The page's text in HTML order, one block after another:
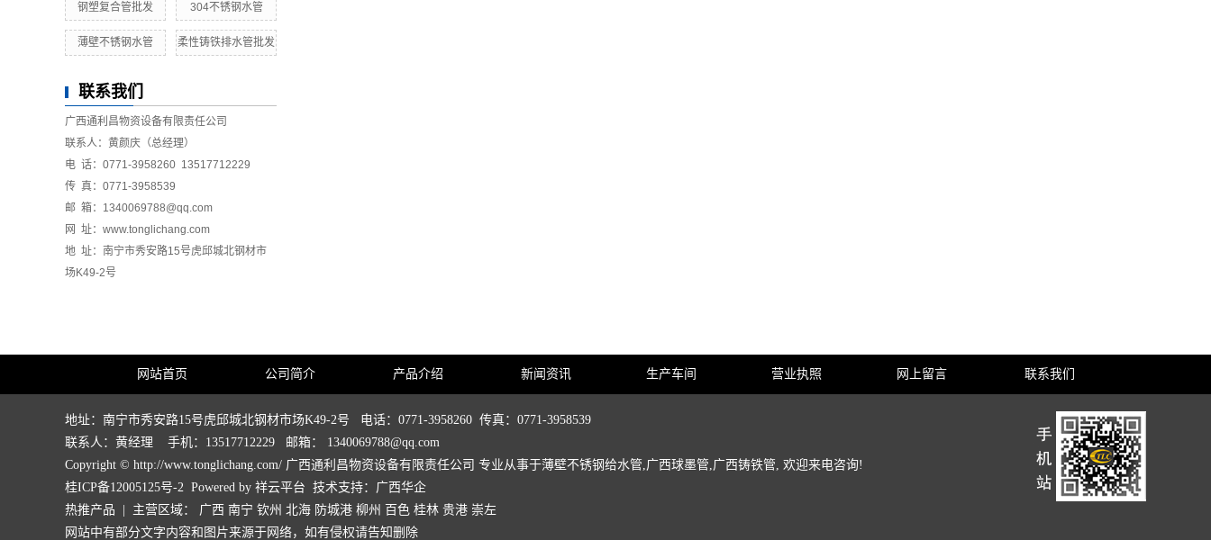
钢塑复合管批发 304不锈钢水管
薄壁不锈钢水管 柔性铸铁排水管批发
联系我们
广西通利昌物资设备有限责任公司
联系人：黄颜庆（总经理）
电 话：0771-3958260 13517712229
传 真：0771-3958539
邮 箱：1340069788@qq.com
网 址：www.tonglichang.com
地 址：南宁市秀安路15号虎邱城北钢材市
场K49-2号
网站首页 公司简介 产品介绍 新闻资讯 生产车间 营业执照 网上留言 联系我们
地址：南宁市秀安路15号虎邱城北钢材市场K49-2号 电话：0771-3958260 传真：0771-3958539
联系人：黄经理 手机：13517712229 邮箱： 1340069788@qq.com
Copyright © http://www.tonglichang.com/ 广西通利昌物资设备有限责任公司 专业从事于薄壁不锈钢给水管,广西球墨管,广西铸铁管, 欢迎来电咨询!
桂ICP备12005125号-2 Powered by 祥云平台 技术支持： 广西华企
热推产品 | 主营区域： 广西 南宁 钦州 北海 防城港 柳州 百色 桂林 贵港 崇左
网站中有部分文字内容和图片来源于网络，如有侵权请告知删除